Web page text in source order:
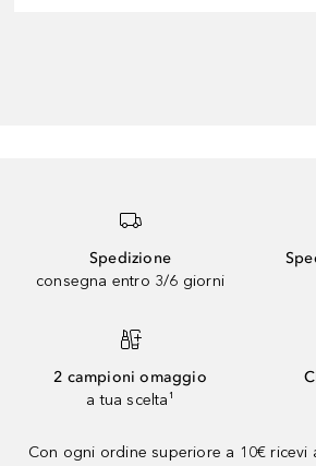
Spedizione
consegna entro 3/6 giorni
2 campioni omaggio
a tua scelta¹
Con ogni ordine superiore a 10€ ricevi